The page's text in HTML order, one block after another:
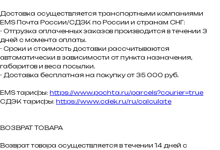
Доставка осуществляется транспортными компаниями
ЕMS Почта России/СДЭК по России и странам СНГ:
- Отгрузка оплаченных заказов производится в течении 3
дней с момента оплаты.
- Сроки и стоимость доставки рассчитываются
автоматически в зависимости от пункта назначения,
габаритов и веса посылки.
- Доставка бесплатная на покупку от 35 000 руб.
EMS тарифы: https://www.pochta.ru/parcels?courier=true
СДЭК тарифы: https://www.cdek.ru/ru/calculate
ВОЗВРАТ ТОВАРА
Возврат товара осуществляется в течении 14 дней с